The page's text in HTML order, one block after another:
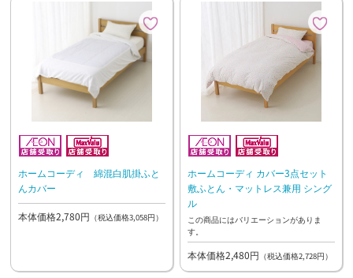
ホームコーディ 綿混白肌掛ふと
んカバー
本体価格2,780円 （税込価格3,058円）
ホームコーディ カバー3点セット
敷ふとん・マットレス兼用 シング
ル
この商品にはバリエーションがありま
す。
本体価格2,480円 （税込価格2,728円）